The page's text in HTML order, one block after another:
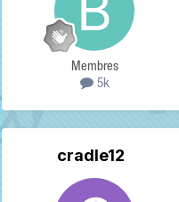
Membres
5k
cradle12